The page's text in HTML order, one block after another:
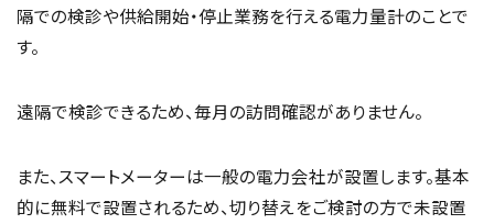
隔での検診や供給開始・停止業務を行える電力量計のことで
す。
遠隔で検診できるため、毎月の訪問確認がありません。
また、スマートメーターは一般の電力会社が設置します。基本
的に無料で設置されるため、切り替えをご検討の方で未設置